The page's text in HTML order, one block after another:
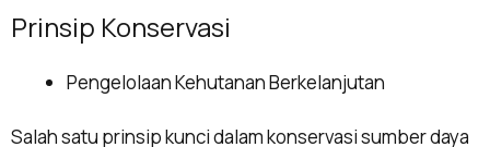
Prinsip Konservasi
Pengelolaan Kehutanan Berkelanjutan
Salah satu prinsip kunci dalam konservasi sumber daya